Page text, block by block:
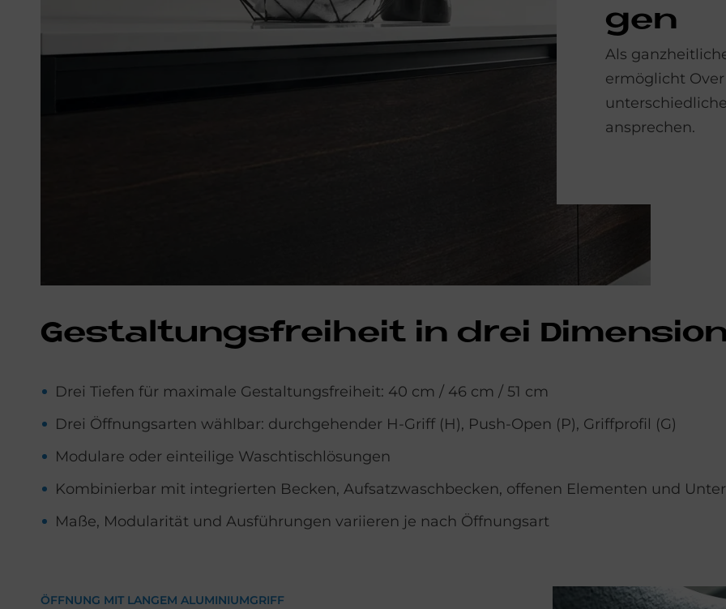
gen
Als
ermöglicht
ansprechen.
Ge­stal­tungs­frei­heit in drei
Drei Tiefen für maximale Gestaltungsfreiheit: 40 cm / 46 cm / 51 cm
Drei Öffnungsarten wählbar: durchgehender H-Griff (H), Push-Open (P), Griffprofil (G)
Modulare oder einteilige Waschtischlösungen
Kombinierbar mit integrierten Becken, Aufsatzwaschbecken, offenen Elementen und
Maße, Modularität und Ausführungen variieren je nach Öffnungsart
ÖFFNUNG MIT LANGEM ALUMINIUMGRIFF